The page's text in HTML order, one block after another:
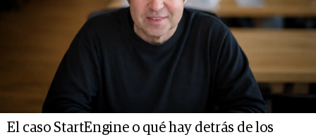
El caso StartEngine o qué hay detrás de los